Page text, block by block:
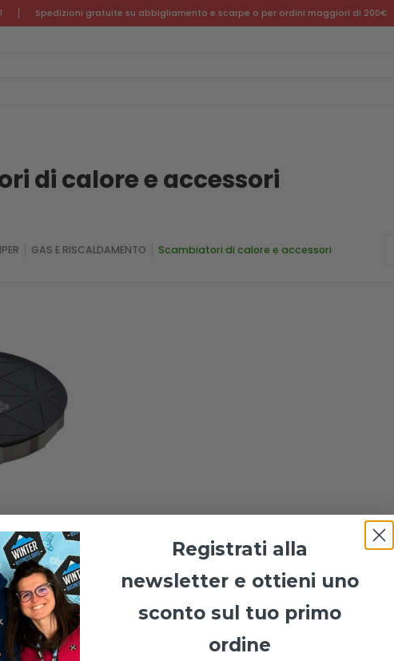
CAMPING E OUTDOOR CARAVAN E CAMPER BRAND GIFT
Spedizioni gratuite su abbigliamento e scarpe o per ordini maggiori di 200€
di calore e accessori
GAS E RISCALDAMENTO Scambiatori di calore e accessori
Ultimi
pezzi
W8 2.0
Registrati alla
newsletter e ottieni uno
sconto sul tuo primo
ordine